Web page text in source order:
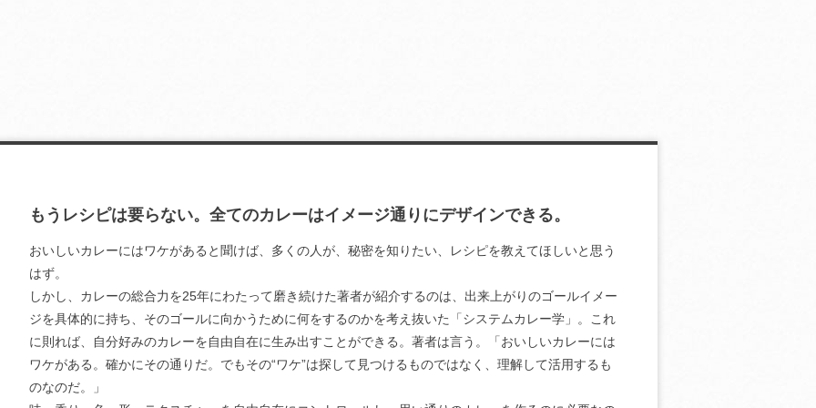
もうレシピは要らない。全てのカレーはイメージ通りにデザインできる。
おいしいカレーにはワケがあると聞けば、多くの人が、秘密を知りたい、レシピを教えてほしいと思う
はず。
しかし、カレーの総合力を25年にわたって磨き続けた著者が紹介するのは、出来上がりのゴールイメー
ジを具体的に持ち、そのゴールに向かうために何をするのかを考え抜いた「システムカレー学」。これ
に則れば、自分好みのカレーを自由自在に生み出すことができる。著者は言う。「おいしいカレーには
ワケがある。確かにその通りだ。でもその“ワケ”は探して見つけるものではなく、理解して活用するも
のなのだ。」